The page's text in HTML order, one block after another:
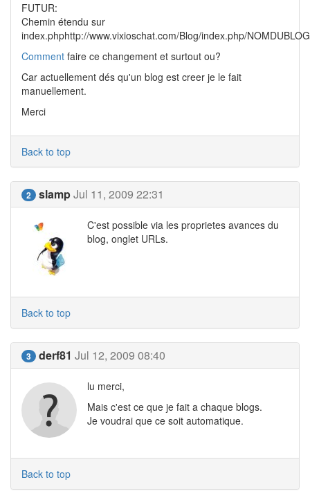
FUTUR:
Chemin étendu sur
index.phphttp://www.vixioschat.com/Blog/index.php/NOMDUBLOG
Comment faire ce changement et surtout ou?
Car actuellement dés qu'un blog est creer je le fait
manuellement.
Merci
Back to top
2 slampJul 11, 2009 22:31
C'est possible via les proprietes avances du
blog, onglet URLs.
Back to top
3 derf81 Jul 12, 2009 08:40
lu merci,
Mais c'est ce que je fait a chaque blogs.
Je voudrai que ce soit automatique.
Back to top